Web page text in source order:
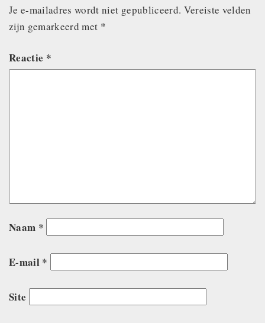
Je e-mailadres wordt niet gepubliceerd. Vereiste velden
zijn gemarkeerd met *
Reactie *
Naam *
E-mail *
Site